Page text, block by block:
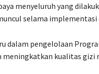
menyeluruh yang
selama implementasi
dalam pengelolaan
kualitas gizi